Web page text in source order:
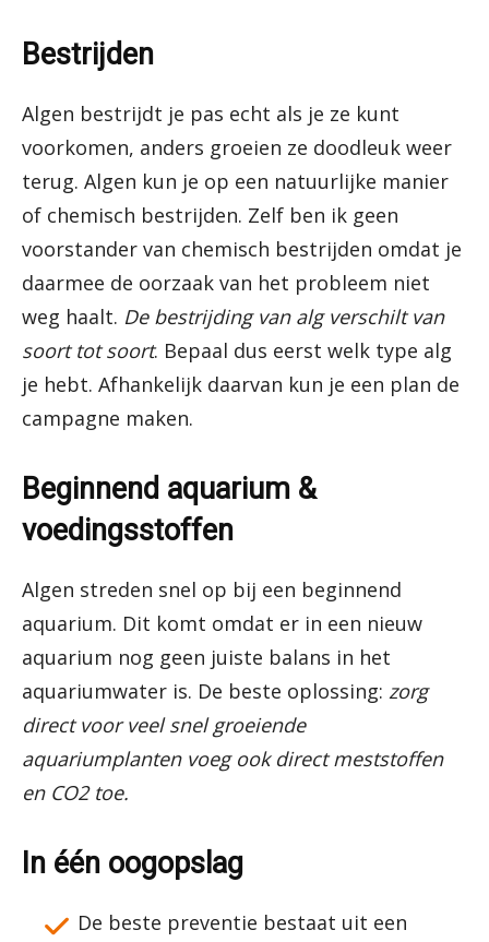
Bestrijden
Algen bestrijdt je pas echt als je ze kunt
voorkomen, anders groeien ze doodleuk weer
terug. Algen kun je op een natuurlijke manier
of chemisch bestrijden. Zelf ben ik geen
voorstander van chemisch bestrijden omdat je
daarmee de oorzaak van het probleem niet
weg haalt. De bestrijding van alg verschilt van
soort tot soort. Bepaal dus eerst welk type alg
je hebt. Afhankelijk daarvan kun je een plan de
campagne maken.
Beginnend aquarium &
voedingsstoffen
Algen streden snel op bij een beginnend
aquarium. Dit komt omdat er in een nieuw
aquarium nog geen juiste balans in het
aquariumwater is. De beste oplossing: zorg
direct voor veel snel groeiende
aquariumplanten voeg ook direct meststoffen
en CO2 toe.
In één oogopslag
De beste preventie bestaat uit een